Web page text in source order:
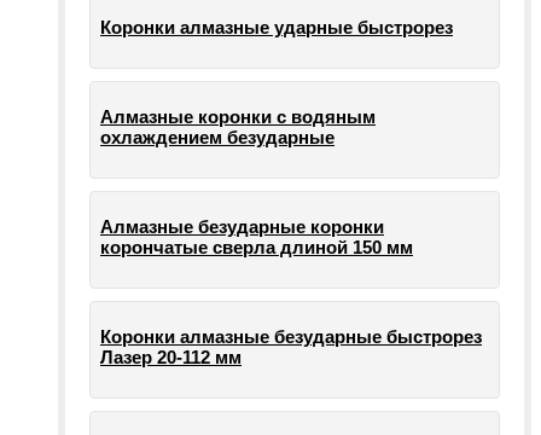
Коронки алмазные ударные быстрорез
Алмазные коронки с водяным
охлаждением безударные
Алмазные безударные коронки
корончатые сверла длиной 150 мм
Коронки алмазные безударные быстрорез
Лазер 20-112 мм